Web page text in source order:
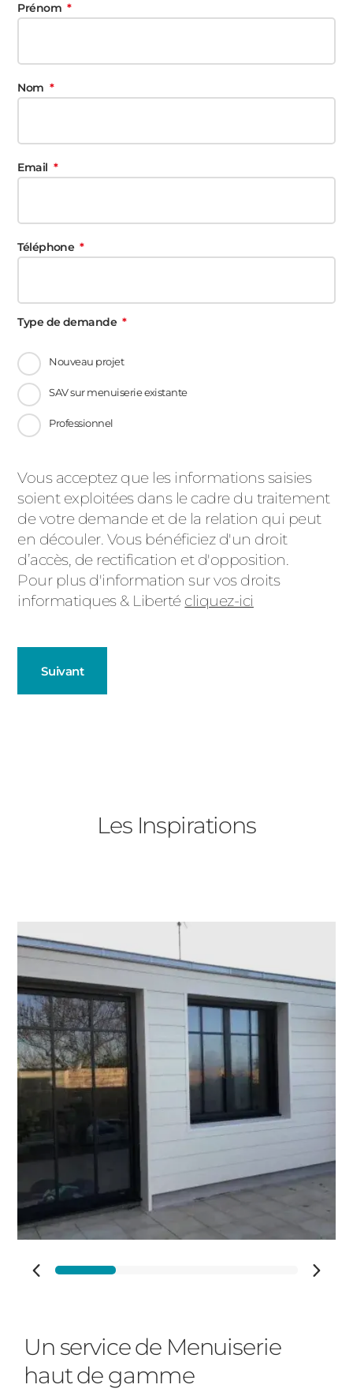
Prénom
Nom
Email
Téléphone
Type de demande
Nouveau projet
SAV sur menuiserie existante
Professionnel
Message
d'état
Vous acceptez que les informations saisies
soient exploitées dans le cadre du traitement
de votre demande et de la relation qui peut
en découler. Vous bénéficiez d'un droit
d’accès, de rectification et d'opposition.
Pour plus d'information sur vos droits
informatiques & Liberté cliquez-ici
Suivant
Porte d'entrée
Pergolas
Carports
Cloture
Portail
Précédent
Appartement
Autre
Vos disponibilités
Adresse des travaux
Ville des travaux
Les Inspirations
Un service de Menuiserie
haut de gamme